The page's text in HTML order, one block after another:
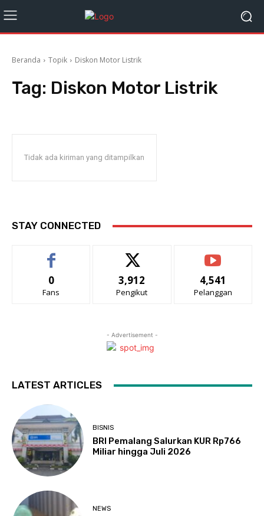
Beranda Topik Diskon Motor Listrik
Tag: Diskon Motor Listrik
Tidak ada kiriman yang ditampilkan
STAY CONNECTED
0
Fans
3,912
Pengikut
4,541
Pelanggan
- Advertisement -
LATEST ARTICLES
BISNIS
BRI Pemalang Salurkan KUR Rp766
Miliar hingga Juli 2026
NEWS